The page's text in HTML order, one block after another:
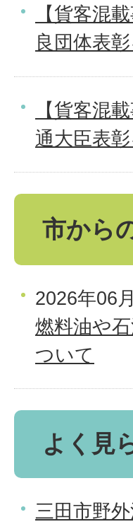
【貨客混
良団体表彰
【貨客混
通大臣表彰
市から
2026年06
燃料油や
ついて
よく見
三田市野